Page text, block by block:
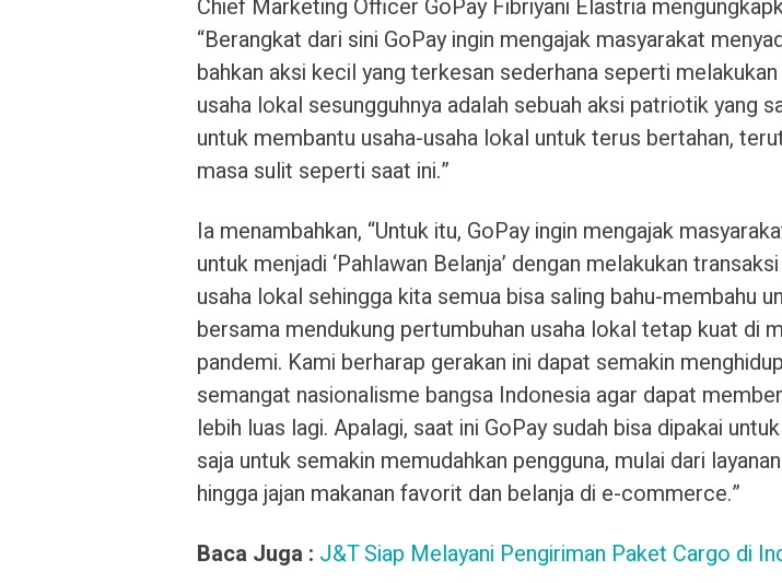
Chief Marketing Officer GoPay Fibriyani Elastria
“Berangkat dari sini GoPay ingin mengajak masyarakat
bahkan aksi kecil yang terkesan sederhana seperti
usaha lokal sesungguhnya adalah sebuah aksi patriotik yang
untuk membantu usaha-usaha lokal untuk terus bertahan,
masa sulit seperti saat ini.”
Ia menambahkan, “Untuk itu, GoPay ingin mengajak
untuk menjadi ‘Pahlawan Belanja’ dengan melakukan
usaha lokal sehingga kita semua bisa saling bahu-membahu
bersama mendukung pertumbuhan usaha lokal tetap kuat di
pandemi. Kami berharap gerakan ini dapat semakin
semangat nasionalisme bangsa Indonesia agar dapat
lebih luas lagi. Apalagi, saat ini GoPay sudah bisa dipakai
saja untuk semakin memudahkan pengguna, mulai dari
hingga jajan makanan favorit dan belanja di e-commerce.”
Baca Juga : J&T Siap Melayani Pengiriman Paket Cargo di